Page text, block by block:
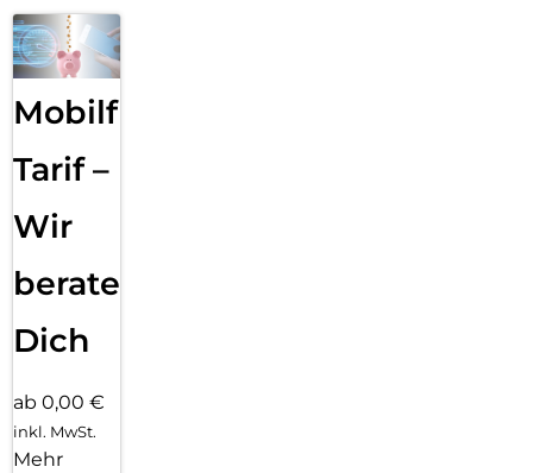
Mobilfunk
Tarif –
Wir
beraten
Dich
ab 0,00 €
inkl. MwSt.
Mehr